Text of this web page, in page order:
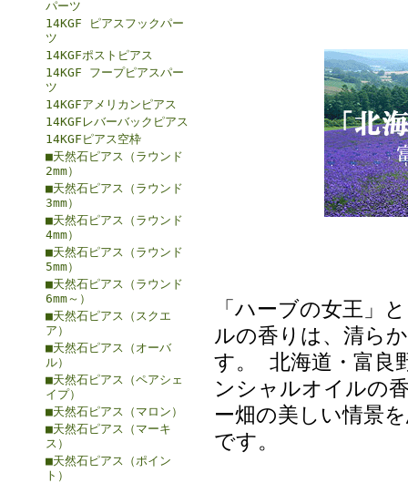
パーツ
14KGF ピアスフックパー
ツ
14KGFポストピアス
14KGF フープピアスパー
ツ
14KGFアメリカンピアス
14KGFレバーバックピアス
14KGFピアス空枠
■天然石ピアス（ラウンド
2mm）
■天然石ピアス（ラウンド
3mm）
■天然石ピアス（ラウンド
4mm）
■天然石ピアス（ラウンド
5mm）
■天然石ピアス（ラウンド
6mm～）
■天然石ピアス（スクエ
ア）
■天然石ピアス（オーバ
ル）
■天然石ピアス（ペアシェ
イプ）
■天然石ピアス（マロン）
■天然石ピアス（マーキ
ス）
■天然石ピアス（ポイン
ト）
「ハーブの女王」
ルの香りは、清ら
す。 北海道・富良
ンシャルオイルの
ー畑の美しい情景
です。